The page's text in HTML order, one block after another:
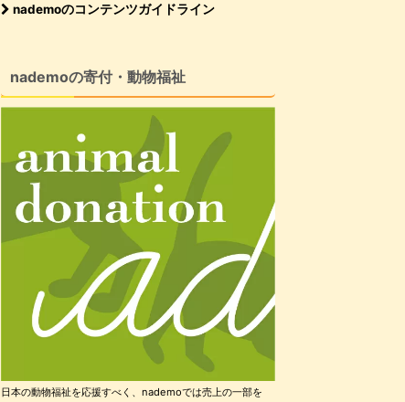
nademoのコンテンツガイドライン
nademoの寄付・動物福祉
日本の動物福祉を応援すべく、nademoでは売上の一部を